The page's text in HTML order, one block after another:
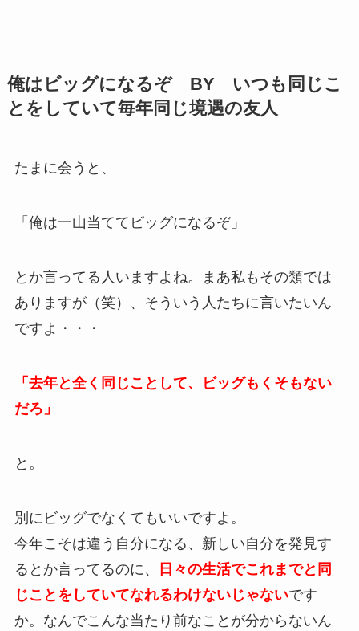
俺はビッグになるぞ BY いつも同じこ
とをしていて毎年同じ境遇の友人
たまに会うと、
「俺は一山当ててビッグになるぞ」
とか言ってる人いますよね。まあ私もその類では
ありますが（笑）、そういう人たちに言いたいん
ですよ・・・
「去年と全く同じことして、ビッグもくそもない
だろ」
と。
別にビッグでなくてもいいですよ。
今年こそは違う自分になる、新しい自分を発見す
るとか言ってるのに、
日々の生活でこれまでと同
じことをしていてなれるわけないじゃないです
か。なんでこんな当たり前なことが分からないん